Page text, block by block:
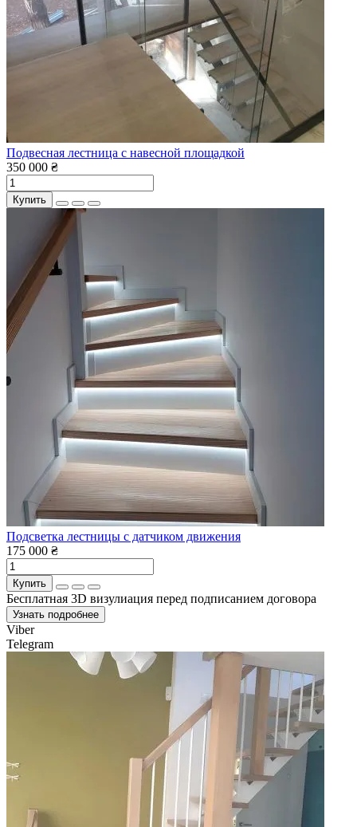
Подвесная лестница с навесной площадкой
350 000 ₴
Купить
Подсветка лестницы с датчиком движения
175 000 ₴
Купить
Бесплатная 3D визулиация перед подписанием договора
Узнать подробнее
Viber
Telegram